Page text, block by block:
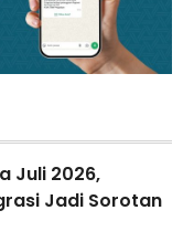
Juli 2026,
Jadi Sorotan